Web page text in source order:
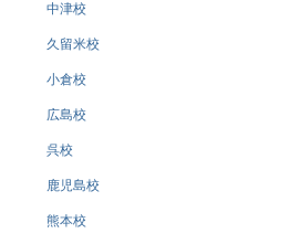
中津校
久留米校
小倉校
広島校
呉校
鹿児島校
熊本校